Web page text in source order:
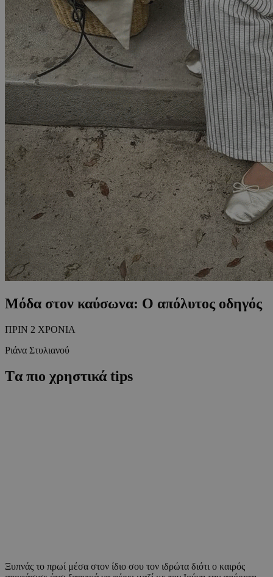
Μόδα στον καύσωνα: O απόλυτος οδηγός
ΠΡΙΝ 2 ΧΡΟΝΙΑ
Ριάνα Στυλιανού
Tα πιο χρηστικά tips
Ξυπνάς το πρωί μέσα στον ίδιο σου τον ιδρώτα διότι ο καιρός